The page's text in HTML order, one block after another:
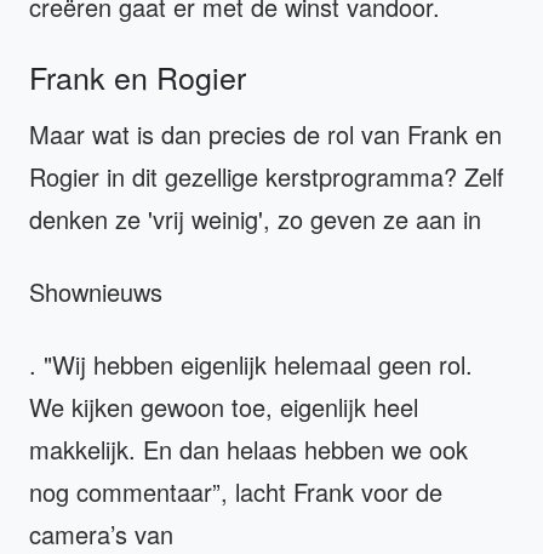
creëren gaat er met de winst vandoor.
Frank en Rogier
Maar wat is dan precies de rol van Frank en
Rogier in dit gezellige kerstprogramma? Zelf
denken ze 'vrij weinig', zo geven ze aan in
Shownieuws
. "Wij hebben eigenlijk helemaal geen rol.
We kijken gewoon toe, eigenlijk heel
makkelijk. En dan helaas hebben we ook
nog commentaar”, lacht Frank voor de
camera’s van